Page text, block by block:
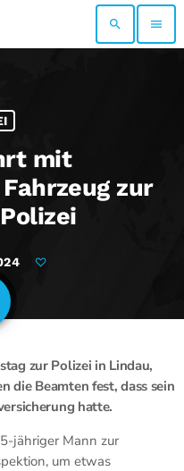
search menu
mit
zur
zur Polizei in Lindau,
die Beamten fest, dass sein
hatte.
jähriger Mann zur
um etwas